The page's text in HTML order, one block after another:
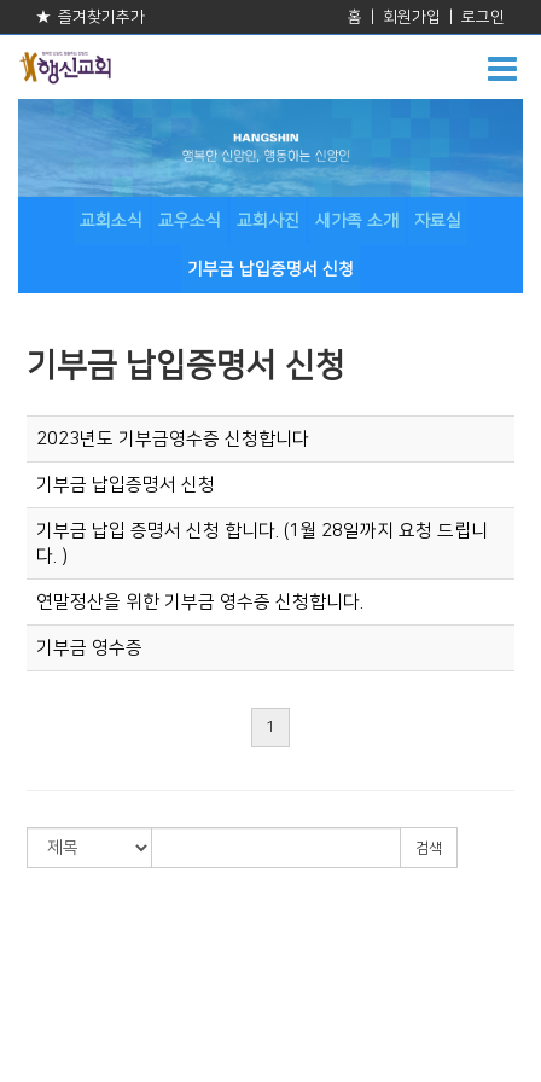
★ 즐겨찾기추가 홈 회원가입 로그인
교회소식 교우소식 교회사진 새가족 소개 자료실
기부금 납입증명서 신청
기부금 납입증명서 신청
2023년도 기부금영수증 신청합니다
기부금 납입증명서 신청
기부금 납입 증명서 신청 합니다. (1월 28일까지 요청 드립니
다. )
연말정산을 위한 기부금 영수증 신청합니다.
기부금 영수증
1
검색